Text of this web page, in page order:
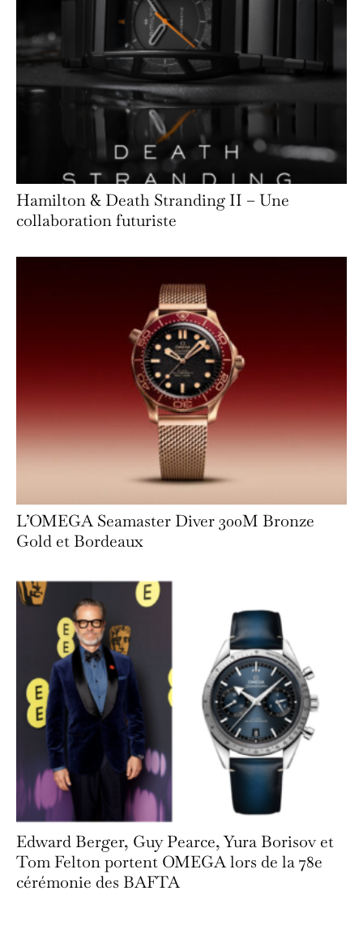
Hamilton & Death Stranding II – Une
collaboration futuriste
L’OMEGA Seamaster Diver 300M Bronze
Gold et Bordeaux
Edward Berger, Guy Pearce, Yura Borisov et
Tom Felton portent OMEGA lors de la 78e
cérémonie des BAFTA